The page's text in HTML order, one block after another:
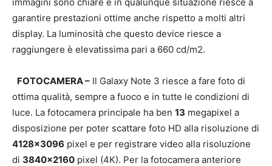
garantire prestazioni ottime anche rispetto a molti altri
display. La luminosità che questo device riesce a
raggiungere è elevatissima pari a 660 cd/m2.
FOTOCAMERA – Il Galaxy Note 3 riesce a fare foto di
ottima qualità, sempre a fuoco e in tutte le condizioni di
luce. La fotocamera principale ha ben 13 megapixel a
disposizione per poter scattare foto HD alla risoluzione di
4128×3096 pixel e per registrare video alla risoluzione
di 3840×2160 pixel (4K). Per la fotocamera anteriore